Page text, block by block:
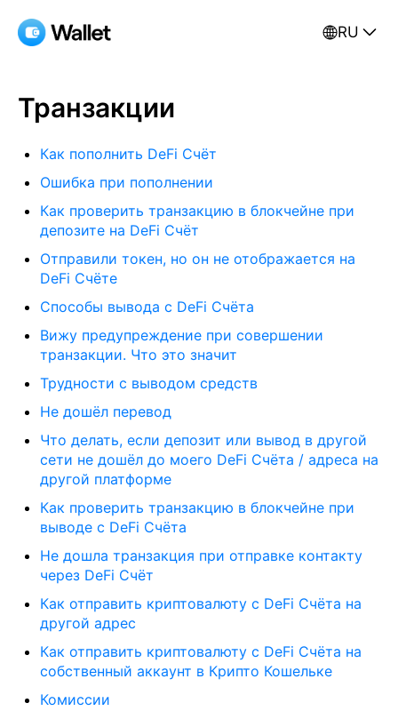
RU
Транзакции
Как пополнить DeFi Счёт
Ошибка при пополнении
Как проверить транзакцию в блокчейне при
депозите на DeFi Счёт
Отправили токен, но он не отображается на
DeFi Счёте
Способы вывода с DeFi Счёта
Вижу предупреждение при совершении
транзакции. Что это значит
Трудности с выводом средств
Не дошёл перевод
Что делать, если депозит или вывод в другой
сети не дошёл до моего DeFi Счёта / адреса на
другой платформе
Как проверить транзакцию в блокчейне при
выводе с DeFi Счёта
Не дошла транзакция при отправке контакту
через DeFi Счёт
Как отправить криптовалюту с DeFi Счёта на
другой адрес
Как отправить криптовалюту с DeFi Счёта на
собственный аккаунт в Крипто Кошельке
Комиссии